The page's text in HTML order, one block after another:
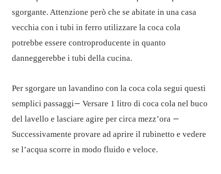
sgorgante. Attenzione però che se abitate in una casa
vecchia con i tubi in ferro utilizzare la coca cola
potrebbe essere controproducente in quanto
danneggerebbe i tubi della cucina.
Per sgorgare un lavandino con la coca cola segui questi
semplici passaggi– Versare 1 litro di coca cola nel buco
del lavello e lasciare agire per circa mezz’ora –
Successivamente provare ad aprire il rubinetto e vedere
se l’acqua scorre in modo fluido e veloce.